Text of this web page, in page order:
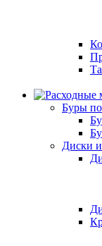
Буры
Диски